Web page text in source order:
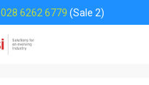
028 6262 6779 (Sale 2)